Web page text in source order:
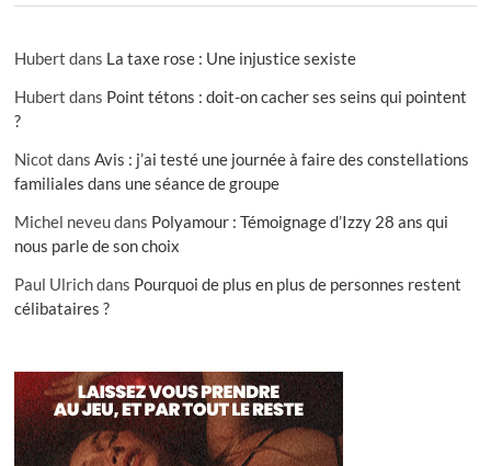
Hubert dans La taxe rose : Une injustice sexiste
Hubert dans Point tétons : doit-on cacher ses seins qui pointent
?
Nicot dansAvis : j’ai testé une journée à faire des constellations
familiales dans une séance de groupe
Michel neveudans Polyamour : Témoignage d’Izzy 28 ans qui
nous parle de son choix
Paul Ulrichdans Pourquoi de plus en plus de personnes restent
célibataires ?